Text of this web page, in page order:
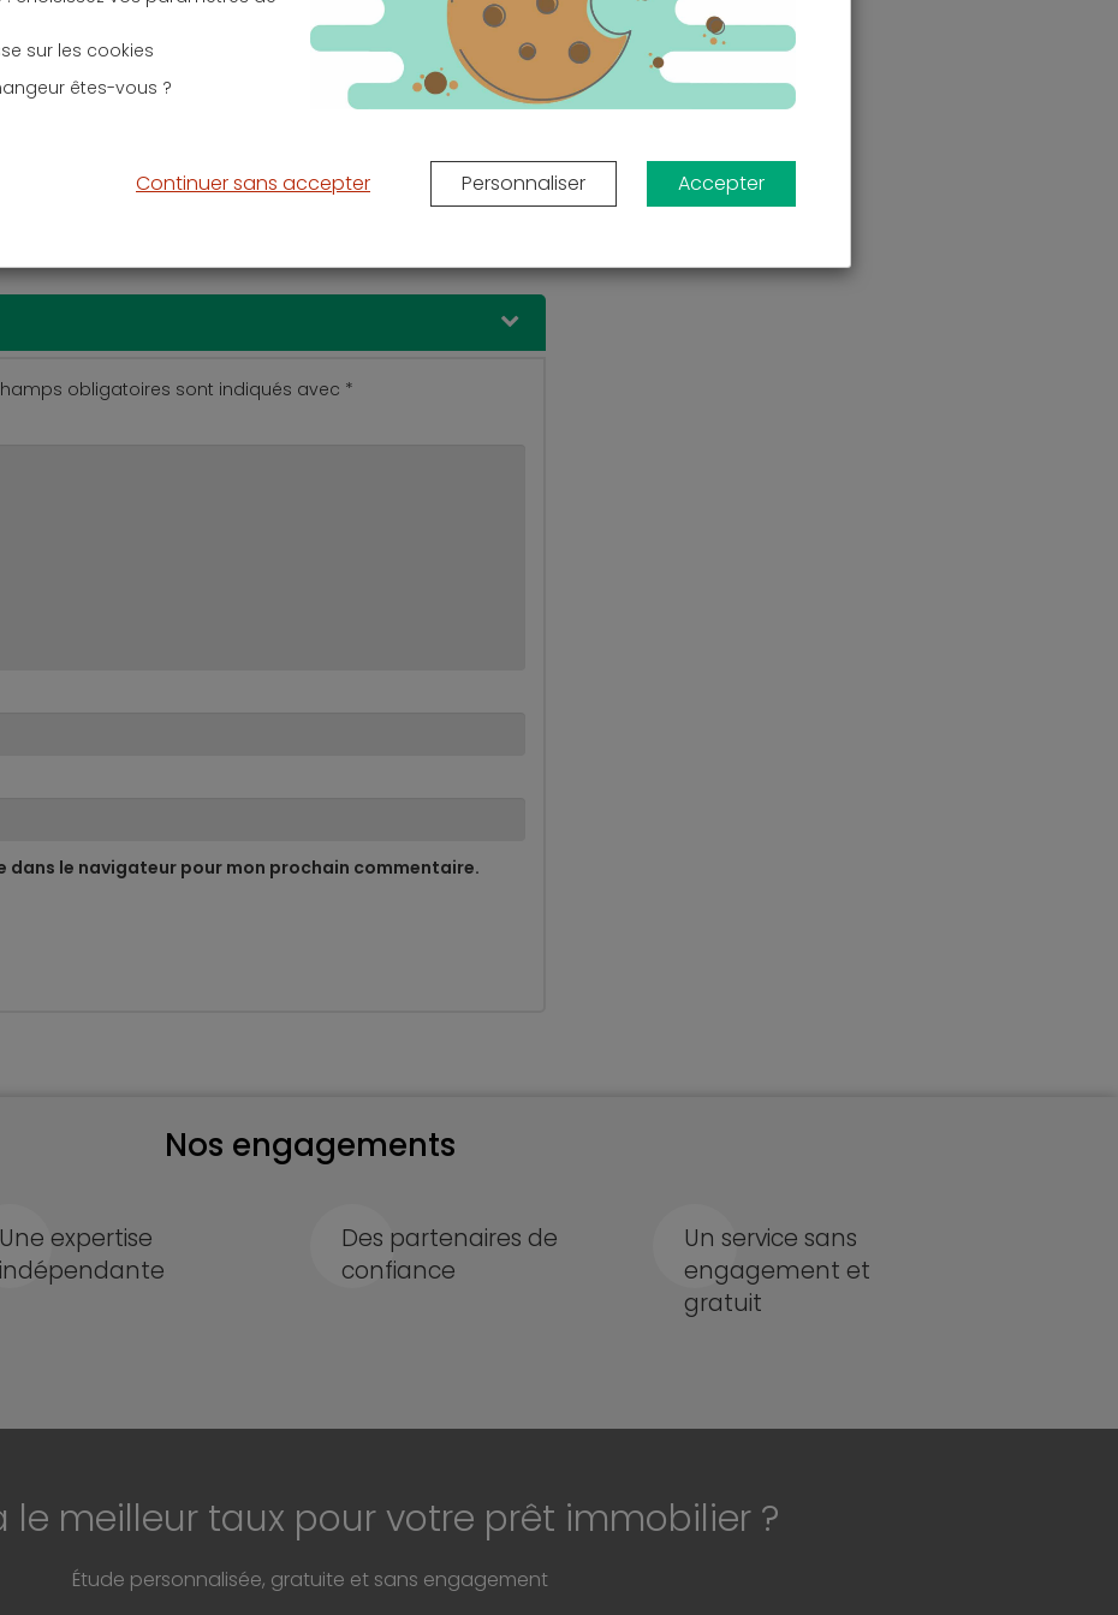
12 mai 2026
l’assurance
Jeudi 30 avril 2026
Livret A : boudé par les
Français, quelles autres
en 2026 ?
obligatoires sont indiqués avec *
dans le navigateur pour mon prochain commentaire.
Nos engagements
Une expertise
indépendante
Des partenaires de
confiance
Un service sans
engagement et
gratuit
le meilleur taux pour votre prêt immobilier ?
Étude personnalisée, gratuite et sans engagement
sur les cookies
êtes-vous ?
Continuer sans accepter Personnaliser Accepter